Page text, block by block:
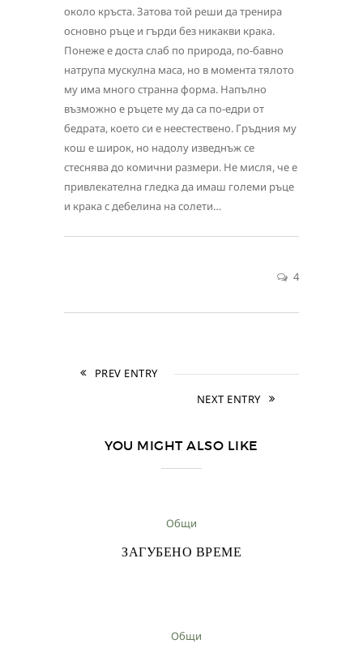
около кръста. Затова той реши да тренира
основно ръце и гърди без никакви крака.
Понеже е доста слаб по природа, по-бавно
натрупа мускулна маса, но в момента тялото
му има много странна форма. Напълно
възможно е ръцете му да са по-едри от
бедрата, което си е неестествено. Гръдния му
кош е широк, но надолу изведнъж се
стеснява до комични размери. Не мисля, че е
привлекателна гледка да имаш големи ръце
и крака с дебелина на солети…
4
PREV ENTRY
NEXT ENTRY
YOU MIGHT ALSO LIKE
Общи
ЗАГУБЕНО ВРЕМЕ
Общи